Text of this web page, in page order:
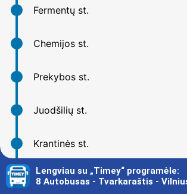
Fermentų st.
Chemijos st.
Prekybos st.
Juodšilių st.
Krantinės st.
Šaltinio st.
Lengviau su „Timey“ programėle:
8 Autobusas - Tvarkaraštis -